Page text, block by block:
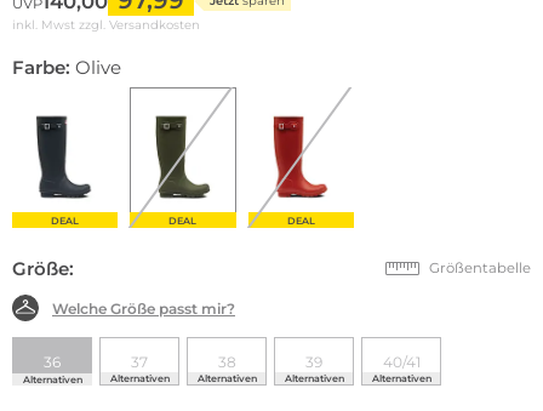
UVP
inkl. Mwst zzgl. Versandkosten
Farbe: Olive
DEAL DEAL DEAL
Größe: Größentabelle
Welche Größe passt mir?
36
Alternativen
37
Alternativen
38
Alternativen
39
Alternativen
40/41
Alternativen